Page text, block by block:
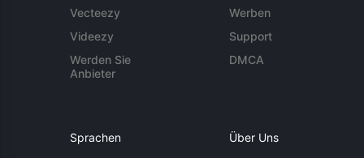
Vecteezy
Videezy
Werden Sie
Anbieter
Werben
Support
DMCA
Sprachen Über Uns